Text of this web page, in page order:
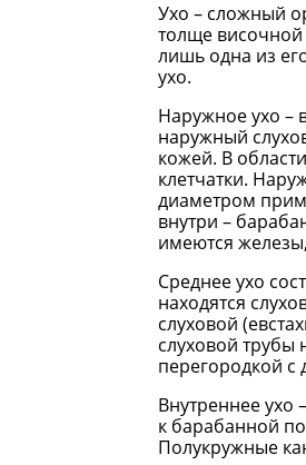
Ухо – сложный
толще височной
лишь одна из
ухо.
Наружное ухо –
наружный
кожей. В
клетчатки.
диаметром
внутри –
имеются
Среднее ухо
находятся
слуховой
слуховой трубы
перегородкой с
Внутреннее ухо
к барабанной
Полукружные